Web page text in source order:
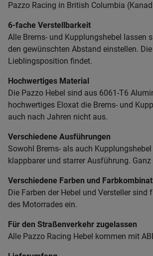
Pazzo Racing in British Columbia
6-fache Verstellbarkeit
Alle Brems- und Kupplungshebel lassen
den gewünschten Abstand einstellen.
Lieblingsposition findet.
Hochwertiges Material
Die Pazzo Hebel sind aus 6061-T6
hochwertiges Eloxat die Brems- und
auch nach Jahren nicht aus.
Verschiedene Ausführungen
Sowohl Brems- als auch
klappbarer und starrer Ausführung.
Verschiedene Farben und
Die Farben der Hebel und Versteller
des Motorrades ein.
Für den Straßenverkehr zugelassen
Alle Pazzo Racing Hebel kommen mit